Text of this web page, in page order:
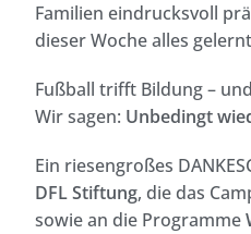
Familien eindrucksvoll
dieser Woche alles
Fußball trifft Bildung –
Wir sagen: Unbedingt
Ein riesengroßes
DFL Stiftung, die das
sowie an die Programme